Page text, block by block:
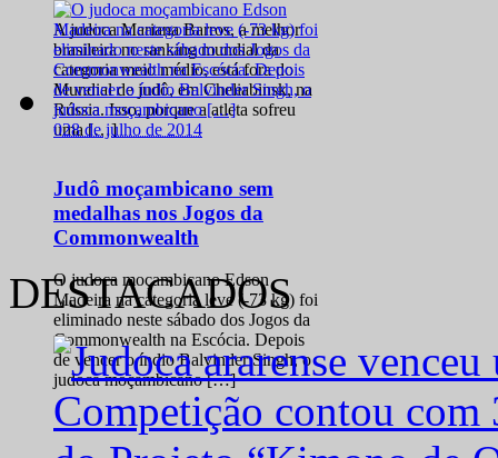
A judoca Mariana Barros, a melhor
brasileira no ranking mundial da
categoria meio médio, está fora do
Mundial de judô, em Cheliabinsk, na
Rússia. Isso, porque a atleta sofreu
uma […]
028 de julho de 2014
Judô moçambicano sem
medalhas nos Jogos da
Commonwealth
O judoca moçambicano Edson
Madeira na categoria leve (-73 kg) foi
eliminado neste sábado dos Jogos da
Commonwealth na Escócia. Depois
de vencer o índio Balvinder Singh, o
judoca moçambicano […]
DESTACADOS